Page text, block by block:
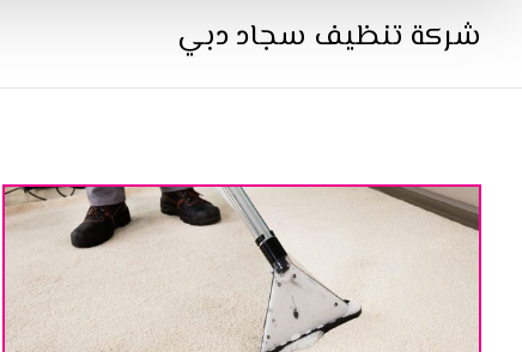
شركة تنظيف سجاد دبي